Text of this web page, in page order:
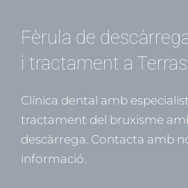
Fèrula de
i tractament a
Clínica dental amb
tractament del bruxisme
descàrrega. Contacta amb
informació.